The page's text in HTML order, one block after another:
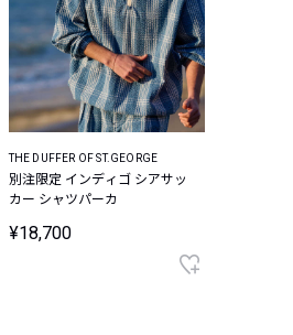
THE DUFFER OF ST.GEORGE
別注限定 インディゴ シアサッ
カー シャツパーカ
¥18,700